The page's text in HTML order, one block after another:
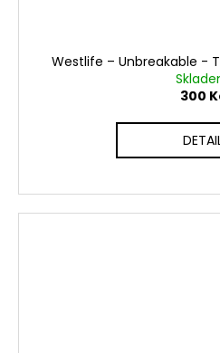
Westlife ‎– Unbreakable -
300